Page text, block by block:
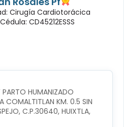
Cirugía Cardiotorácica
CD45212ESSS
PARTO HUMANIZADO
COMALTITLAN KM. 0.5 SIN
C.P.30640, HUIXTLA,